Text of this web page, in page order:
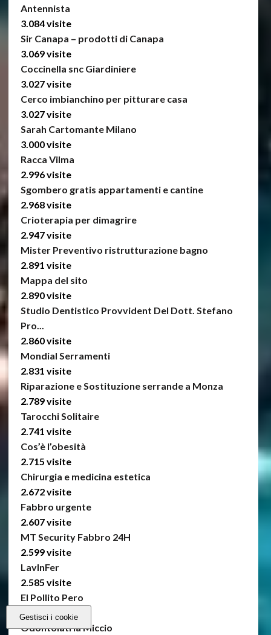
Antennista
3.084 visite
Sir Canapa – prodotti di Canapa
3.069 visite
Coccinella snc Giardiniere
3.027 visite
Cerco imbianchino per pitturare casa
3.027 visite
Sarah Cartomante Milano
3.000 visite
Racca Vilma
2.996 visite
Sgombero gratis appartamenti e cantine
2.968 visite
Crioterapia per dimagrire
2.947 visite
Mister Preventivo ristrutturazione bagno
2.891 visite
Mappa del sito
2.890 visite
Studio Dentistico Provvident Del Dott. Stefano
Pro...
2.860 visite
Mondial Serramenti
2.831 visite
Riparazione e Sostituzione serrande a Monza
2.789 visite
Tarocchi Solitaire
2.741 visite
Cos’è l’obesità
2.715 visite
Chirurgia e medicina estetica
2.672 visite
Fabbro urgente
2.607 visite
MT Security Fabbro 24H
2.599 visite
LavInFer
2.585 visite
El Pollito Pero
2.491 visite
Odontoiatria Miccio
Gestisci i cookie